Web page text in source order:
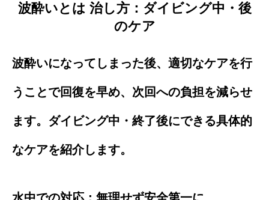
波酔いとは 治し方：ダイビング中・後
のケア
波酔いになってしまった後、適切なケアを行
うことで回復を早め、次回への負担を減らせ
ます。ダイビング中・終了後にできる具体的
なケアを紹介します。